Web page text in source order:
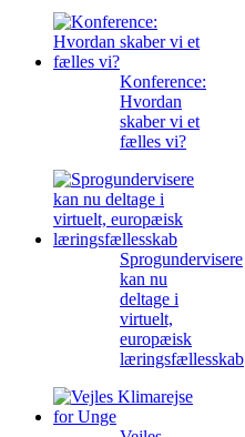
Konference:
Hvordan
skaber vi et
fælles vi?
Sprogundervisere
kan nu
deltage i
virtuelt,
europæisk
læringsfællesskab